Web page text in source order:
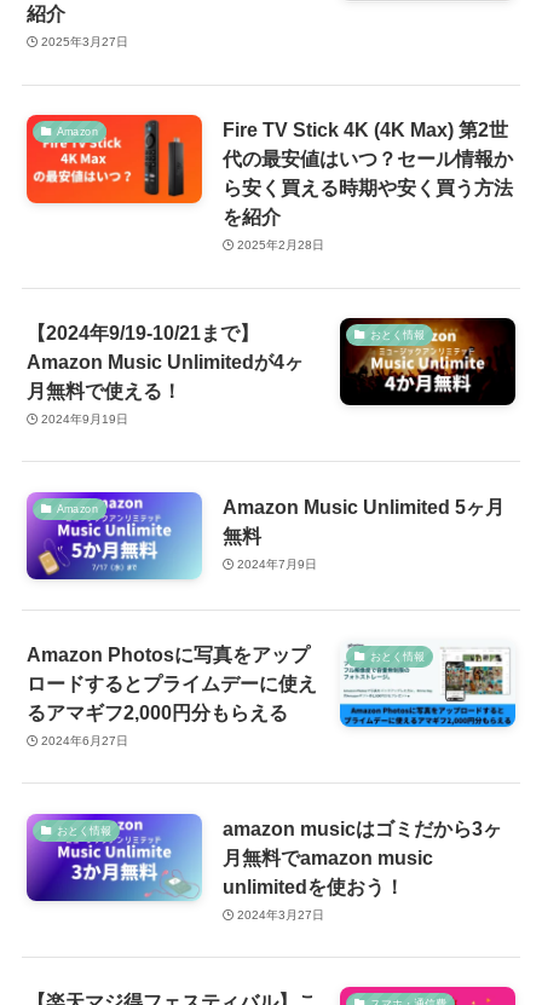
紹介
2025年3月27日
Amazon
Fire TV Stick 4K (4K Max) 第2世
代の最安値はいつ？セール情報か
ら安く買える時期や安く買う方法
を紹介
2025年2月28日
おとく情報
【2024年9/19-10/21まで】
Amazon Music Unlimitedが4ヶ
月無料で使える！
2024年9月19日
Amazon
Amazon Music Unlimited 5ヶ月
無料
2024年7月9日
おとく情報
Amazon Photosに写真をアップ
ロードするとプライムデーに使え
るアマギフ2,000円分もらえる
2024年6月27日
おとく情報
amazon musicはゴミだから3ヶ
月無料でamazon music
unlimitedを使おう！
2024年3月27日